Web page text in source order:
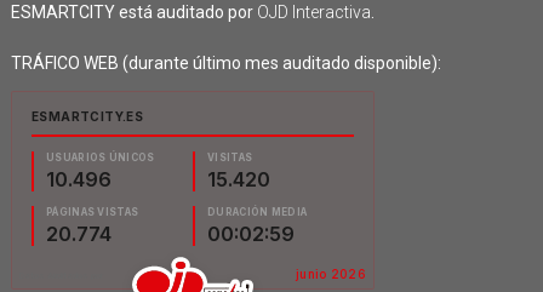
ESMARTCITY está auditado por OJD Interactiva
TRÁFICO WEB (durante último mes auditado disponible):